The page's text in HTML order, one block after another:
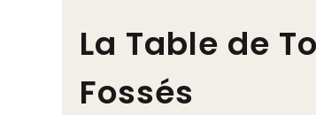
La Table de
Fossés